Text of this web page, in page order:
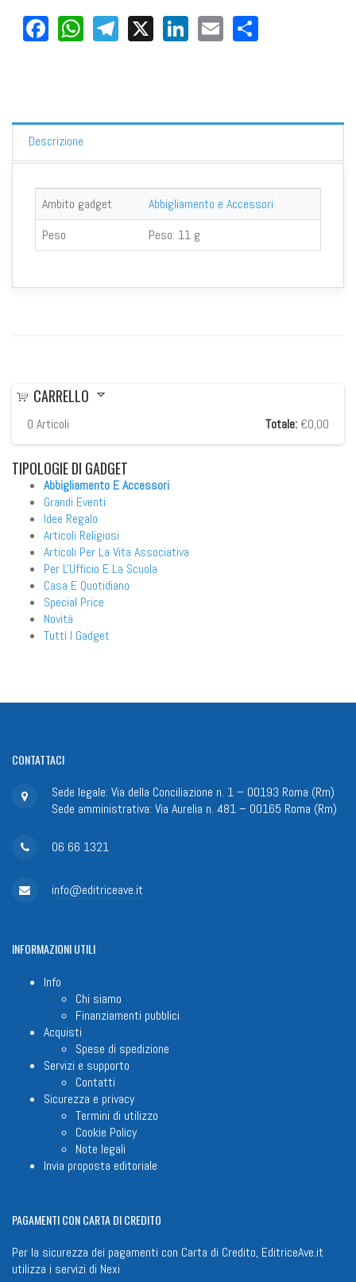
Facebook
WhatsApp
Telegram
X LinkedIn
Email
Descrizione
Ambito gadget
Abbigliamento e Accessori
Peso
Peso: 11 g
CARRELLO
0 Articoli Totale: €0,00
TIPOLOGIEDI GADGET
Abbigliamento E Accessori
Grandi Eventi
Idee Regalo
Articoli Religiosi
Articoli Per La Vita Associativa
Per L'Ufficio E La Scuola
Casa E Quotidiano
Special Price
Novità
Tutti I Gadget
CONTATTACI
Sede legale: Via della Conciliazione n. 1 – 00193 Roma (Rm)
Sede amministrativa: Via Aurelia n. 481 – 00165 Roma (Rm)
06 66 1321
info@editriceave.it
INFORMAZIONIUTILI
Info
Chi siamo
Finanziamenti pubblici
Acquisti
Spese di spedizione
Servizi e supporto
Contatti
Sicurezza e privacy
Termini di utilizzo
Cookie Policy
Note legali
Invia proposta editoriale
PAGAMENTICON CARTA DI CREDITO
Per la sicurezza dei pagamenti con Carta di Credito, EditriceAve.it
utilizza i servizi di Nexi